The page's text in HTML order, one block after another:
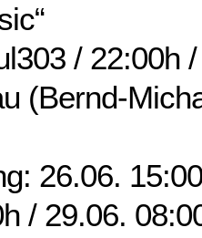
/ 22:00h /
(Bernd-
26.06.
/ 29.06.